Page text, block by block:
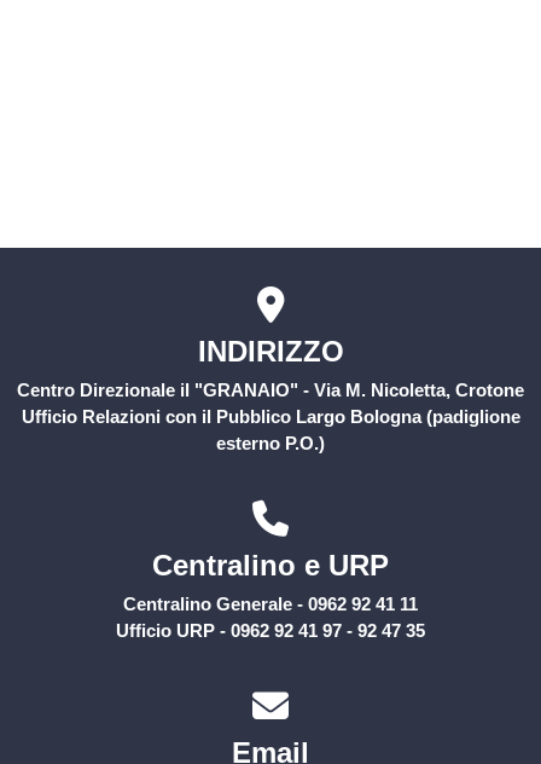
INDIRIZZO
Centro Direzionale il "GRANAIO" - Via M. Nicoletta, Crotone
Ufficio Relazioni con il Pubblico Largo Bologna (padiglione
esterno P.O.)
Centralino e URP
Centralino Generale - 0962 92 41 11
Ufficio URP - 0962 92 41 97 - 92 47 35
Email